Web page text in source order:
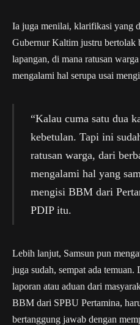
Ia juga menilai, klarifikasi yang
Gubernur Kaltim justru bertolak
lapangan, di mana ratusan
mengalami hal serupa usai
“Kalau cuma satu dua
kebetulan. Tapi ini
ratusan warga, dari
mengalami hal yang
mengisi BBM dari
PDIP itu.
Lebih lanjut, Samsun pun
juga sudah, sempat ada temuan.
laporan atau aduan dari
BBM dari SPBU Pertamina,
bertanggung jawab dengan